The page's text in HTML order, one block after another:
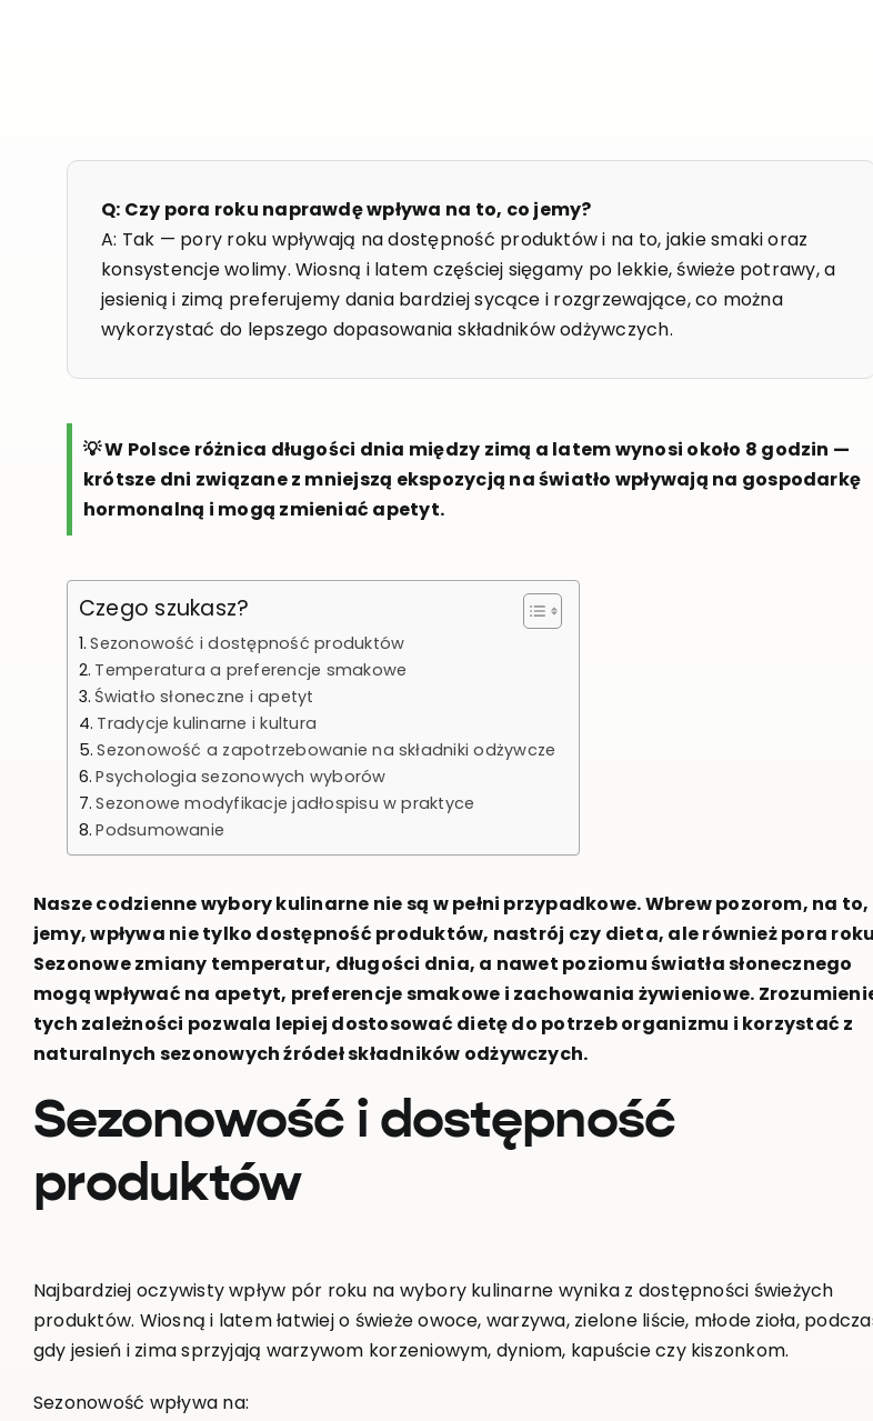
Q: Czy pora roku naprawdę wpływa na to, co jemy?
A: Tak — pory roku wpływają na dostępność produktów i na to, jakie smaki oraz
konsystencje wolimy. Wiosną i latem częściej sięgamy po lekkie, świeże potrawy, a
jesienią i zimą preferujemy dania bardziej sycące i rozgrzewające, co można
wykorzystać do lepszego dopasowania składników odżywczych.
💡 W Polsce różnica długości dnia między zimą a latem wynosi około 8 godzin —
krótsze dni związane z mniejszą ekspozycją na światło wpływają na gospodarkę
hormonalną i mogą zmieniać apetyt.
Czego szukasz?
Sezonowość i dostępność produktów
Temperatura a preferencje smakowe
Światło słoneczne i apetyt
Tradycje kulinarne i kultura
Sezonowość a zapotrzebowanie na składniki odżywcze
Psychologia sezonowych wyborów
Sezonowe modyfikacje jadłospisu w praktyce
Podsumowanie
Nasze codzienne wybory kulinarne nie są w pełni przypadkowe. Wbrew pozorom, na to,
jemy, wpływa nie tylko dostępność produktów, nastrój czy dieta, ale również pora
Sezonowe zmiany temperatur, długości dnia, a nawet poziomu światła słonecznego
mogą wpływać na apetyt, preferencje smakowe i zachowania żywieniowe.
tych zależności pozwala lepiej dostosować dietę do potrzeb organizmu i korzystać z
naturalnych sezonowych źródeł składników odżywczych.
Sezonowość i dostępność
produktów
Najbardziej oczywisty wpływ pór roku na wybory kulinarne wynika z dostępności świeżych
produktów. Wiosną i latem łatwiej o świeże owoce, warzywa, zielone liście, młode zioła,
gdy jesień i zima sprzyjają warzywom korzeniowym, dyniom, kapuście czy kiszonkom.
Sezonowość wpływa na: